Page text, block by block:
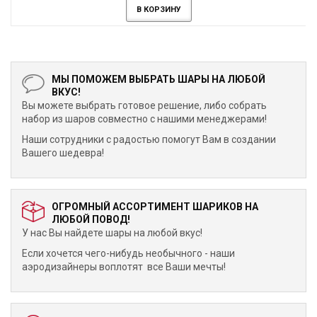
В КОРЗИНУ
МЫ ПОМОЖЕМ ВЫБРАТЬ ШАРЫ НА ЛЮБОЙ
ВКУС!
Вы можете выбрать готовое решение, либо собрать
набор из шаров совместно с нашими менеджерами!
Наши сотрудники с радостью помогут Вам в создании
Вашего шедевра!
ОГРОМНЫЙ АССОРТИМЕНТ ШАРИКОВ НА
ЛЮБОЙ ПОВОД!
У нас Вы найдете шары на любой вкус!
Если хочется чего-нибудь необычного - наши
аэродизайнеры воплотят все Ваши мечты!